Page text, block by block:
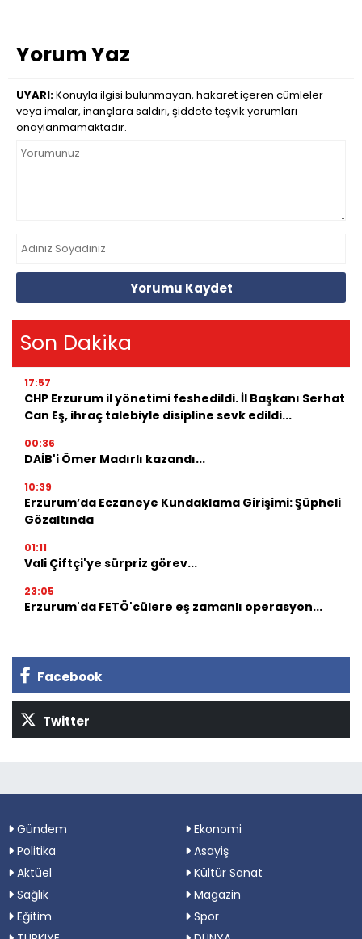
Yorum Yaz
UYARI:Konuyla ilgisi bulunmayan, hakaret içeren cümleler
veya imalar, inançlara saldırı, şiddete teşvik yorumları
onaylanmamaktadır.
Yorumu Kaydet
Son Dakika
17:57
CHP Erzurum il yönetimi feshedildi. İl Başkanı Serhat
Can Eş, ihraç talebiyle disipline sevk edildi...
00:36
DAİB'i Ömer Madırlı kazandı...
10:39
Erzurum’da Eczaneye Kundaklama Girişimi: Şüpheli
Gözaltında
01:11
Vali Çiftçi'ye sürpriz görev...
23:05
Erzurum'da FETÖ'cülere eş zamanlı operasyon...
Facebook
Twitter
Gündem
Ekonomi
Politika
Asayiş
Aktüel
Kültür Sanat
Sağlık
Magazin
Eğitim
Spor